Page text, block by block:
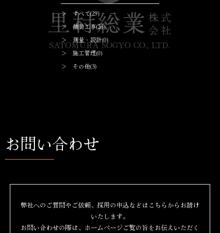
＞ すべて(29)
＞ 舗装工事(26)
＞ 測量・設計(0)
＞ 施工管理(0)
＞ その他(3)
お問い合わせ
弊社へのご質問やご依頼、採用の申込などはこちらからお請け
いたします。
お問い合わせの際は、ホームページご覧の旨をお伝えいただく